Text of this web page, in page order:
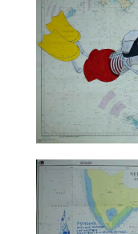
TALC02-06 –